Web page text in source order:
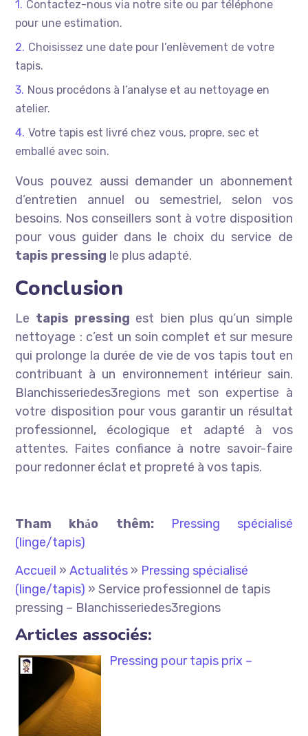
Contactez-nous via notre site ou par téléphone
pour une estimation.
Choisissez une date pour l’enlèvement de votre
tapis.
Nous procédons à l’analyse et au nettoyage en
atelier.
Votre tapis est livré chez vous, propre, sec et
emballé avec soin.
Vous pouvez aussi demander un abonnement
d’entretien annuel ou semestriel, selon vos
besoins. Nos conseillers sont à votre disposition
pour vous guider dans le choix du service de
tapis pressing le plus adapté.
Conclusion
Le tapis pressing est bien plus qu’un simple
nettoyage : c’est un soin complet et sur mesure
qui prolonge la durée de vie de vos tapis tout en
contribuant à un environnement intérieur sain.
Blanchisseriedes3regions met son expertise à
votre disposition pour vous garantir un résultat
professionnel, écologique et adapté à vos
attentes. Faites confiance à notre savoir-faire
pour redonner éclat et propreté à vos tapis.
Tham khảo thêm:
Pressing spécialisé
(linge/tapis)
Accueil »Actualités » Pressing spécialisé
(linge/tapis) »Service professionnel de tapis
pressing – Blanchisseriedes3regions
Articles associés:
Pressing pour tapis prix –